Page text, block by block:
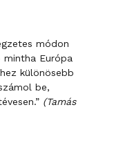
módon
mintha Európa
különösebb
be,
(Tamás